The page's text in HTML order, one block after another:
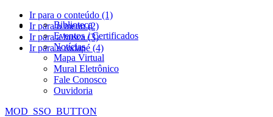
Ir para o conteúdo (1)
Ir para o menu (2)
Ir para a busca (3)
Ir para o rodapé (4)
Biblioteca
Eventos / Certificados
Notícias
Mapa Virtual
Mural Eletrônico
Fale Conosco
Ouvidoria
MOD_SSO_BUTTON